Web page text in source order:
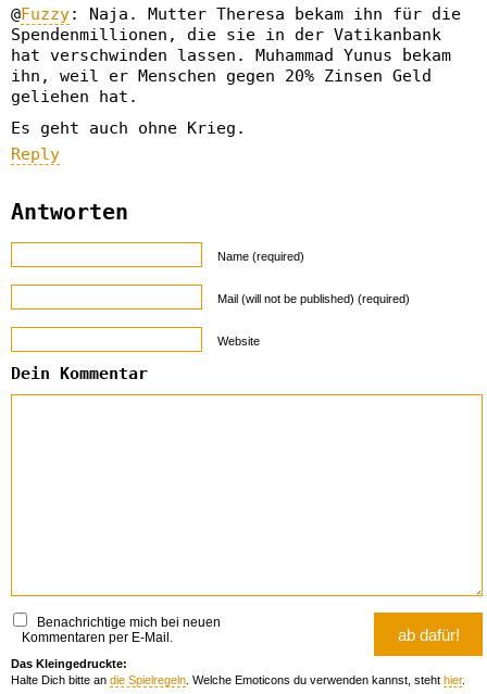
@Fuzzy: Naja. Mutter Theresa bekam ihn für die
Spendenmillionen, die sie in der Vatikanbank
hat verschwinden lassen. Muhammad Yunus bekam
ihn, weil er Menschen gegen 20% Zinsen Geld
geliehen hat.
Es geht auch ohne Krieg.
Reply
Antworten
Name (required)
Mail (will not be published) (required)
Website
Dein Kommentar
Benachrichtige mich bei neuen
Kommentaren per E-Mail.
Das Kleingedruckte:
Halte Dich bitte an die Spielregeln . Welche Emoticons du verwenden kannst, steht hier.